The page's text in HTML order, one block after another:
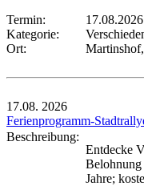
Termin:
Kategorie:
Ort:
17.08. 2026
Ferienprogramm-
Beschreibung:
Entdecke
Belohnung
Jahre;